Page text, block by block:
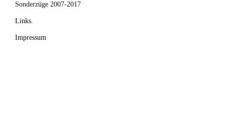
Sonderzüge 2007-2017
Links.
Impressum